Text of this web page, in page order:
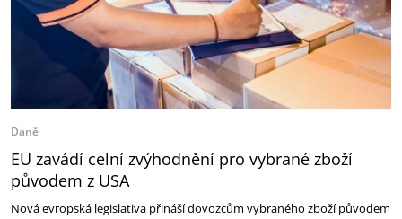
Daně
EU zavádí celní zvýhodnění pro vybrané zboží
původem z USA
Nová evropská legislativa přináší dovozcům vybraného zboží původem